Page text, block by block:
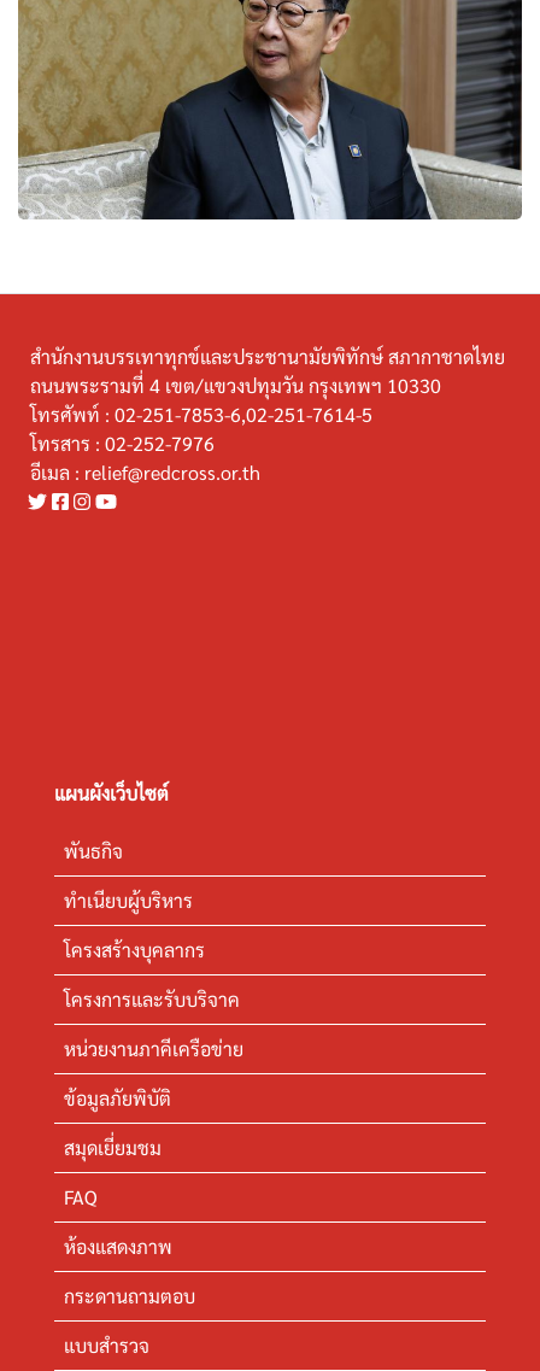
สำนักงานบรรเทาทุกข์และประชานามัยพิทักษ์ สภากาชาดไทย
ถนนพระรามที่ 4 เขต/แขวงปทุมวัน กรุงเทพฯ 10330
โทรศัพท์ : 02-251-7853-6,02-251-7614-5
โทรสาร : 02-252-7976
อีเมล : relief@redcross.or.th
แผนผังเว็บไซต์
พันธกิจ
ทำเนียบผู้บริหาร
โครงสร้างบุคลากร
โครงการและรับบริจาค
หน่วยงานภาคีเครือข่าย
ข้อมูลภัยพิบัติ
สมุดเยี่ยมชม
FAQ
ห้องแสดงภาพ
กระดานถามตอบ
แบบสำรวจ